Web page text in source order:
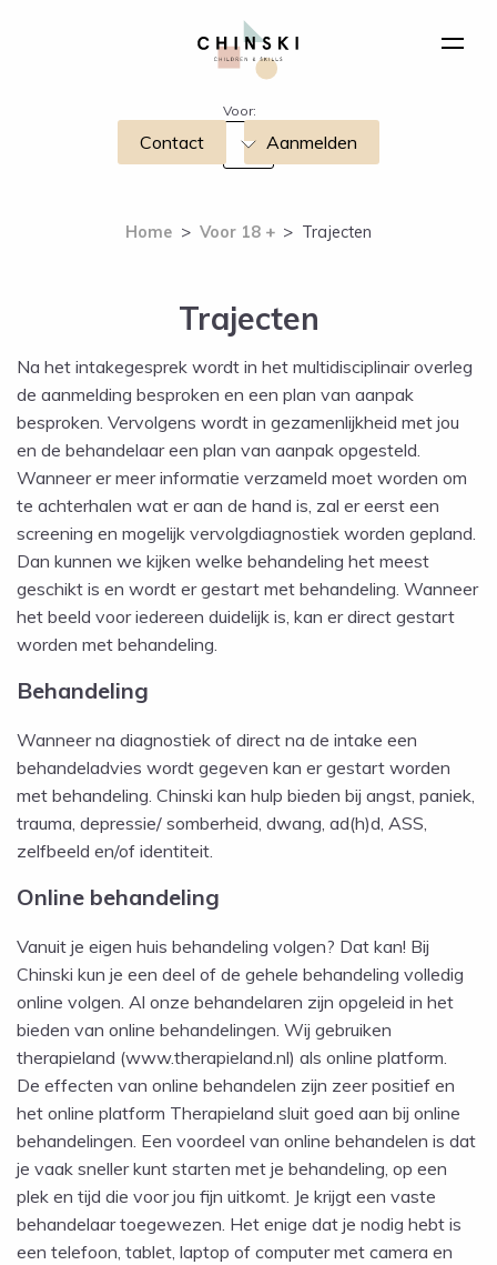
Voor:
Contact Aanmelden
Home > Voor 18 + > Trajecten
Trajecten
Na het intakegesprek wordt in het multidisciplinair overleg
de aanmelding besproken en een plan van aanpak
besproken. Vervolgens wordt in gezamenlijkheid met jou
en de behandelaar een plan van aanpak opgesteld.
Wanneer er meer informatie verzameld moet worden om
te achterhalen wat er aan de hand is, zal er eerst een
screening en mogelijk vervolgdiagnostiek worden gepland.
Dan kunnen we kijken welke behandeling het meest
geschikt is en wordt er gestart met behandeling. Wanneer
het beeld voor iedereen duidelijk is, kan er direct gestart
worden met behandeling.
Behandeling
Wanneer na diagnostiek of direct na de intake een
behandeladvies wordt gegeven kan er gestart worden
met behandeling. Chinski kan hulp bieden bij angst, paniek,
trauma, depressie/ somberheid, dwang, ad(h)d, ASS,
zelfbeeld en/of identiteit.
Online behandeling
Vanuit je eigen huis behandeling volgen? Dat kan! Bij
Chinski kun je een deel of de gehele behandeling volledig
online volgen. Al onze behandelaren zijn opgeleid in het
bieden van online behandelingen. Wij gebruiken
therapieland (www.therapieland.nl) als online platform.
De effecten van online behandelen zijn zeer positief en
het online platform Therapieland sluit goed aan bij online
behandelingen. Een voordeel van online behandelen is dat
je vaak sneller kunt starten met je behandeling, op een
plek en tijd die voor jou fijn uitkomt. Je krijgt een vaste
behandelaar toegewezen. Het enige dat je nodig hebt is
een telefoon, tablet, laptop of computer met camera en